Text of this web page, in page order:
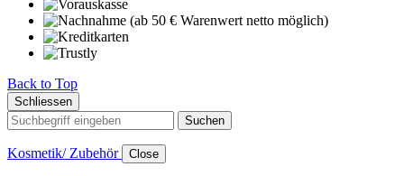
Back to Top
Schliessen
Suchen
Kosmetik/ Zubehör Close